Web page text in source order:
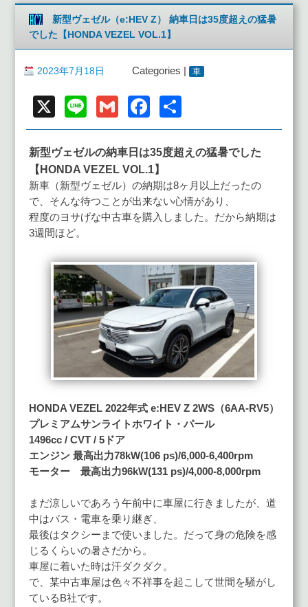
新型ヴェゼル（e:HEV Z） 納車日は35度超えの猛暑
でした【HONDA VEZEL VOL.1】
2023年7月18日 Categories | 車
X Line GmailFacebook
有
新型ヴェゼルの納車日は35度超えの猛暑でした
【HONDA VEZEL VOL.1】
新車（新型ヴェゼル）の納期は8ヶ月以上だったの
で、そんな待つことが出来ない心情があり、
程度のヨサげな中古車を購入しました。だから納期は
3週間ほど。
HONDA VEZEL 2022年式 e:HEV Z 2WS（6AA-RV5）
プレミアムサンライトホワイト・パール
1496cc / CVT / 5ドア
エンジン 最高出力78kW(106 ps)/6,000-6,400rpm
モーター 最高出力96kW(131 ps)/4,000-8,000rpm
まだ涼しいであろう午前中に車屋に行きましたが、道
中はバス・電車を乗り継ぎ、
最後はタクシーまで使いました。だって身の危険を感
じるくらいの暑さだから。
車屋に着いた時は汗ダクダク。
で、某中古車屋は色々不祥事を起こして世間を騒がし
ているB社です。